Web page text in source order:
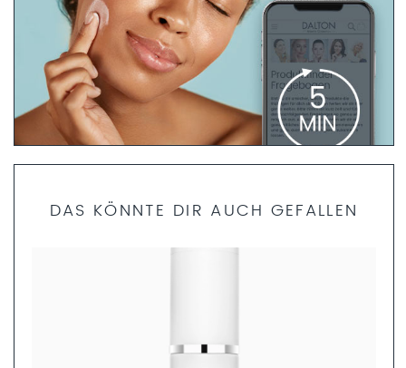
PRODUKTFINDER FRAGEBOGEN
Bist du dir unsicher, welche Produkte die richtigen für dich
weiter. Nimm dir nur 5 Minuten Zeit und fülle den
DAS KÖNNTE DIR AUCH GEFALLEN